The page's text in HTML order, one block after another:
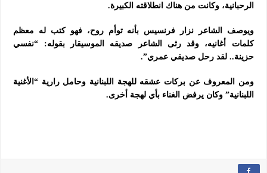
الرحبانية، وكانت من هناك انطلاقته الكبيرة.
ويوصف الشاعر نزار فرنسيس بأنه توأم روح، فهو كتب له معظم
كلمات أغانيه، وقد رثى الشاعر صديقه الموسيقار بقوله: “نفسي
حزينة.. لقد رحل صديقي عمري”.
ومن المعروف عن بركات عشقه للهجة اللبنانية وحامل رارية “الأغنية
اللبنانية” وكان يرفض الغناء بأي لهجة أخرى.